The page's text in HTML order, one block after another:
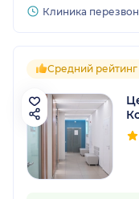
Клиника
Средний рейтинг